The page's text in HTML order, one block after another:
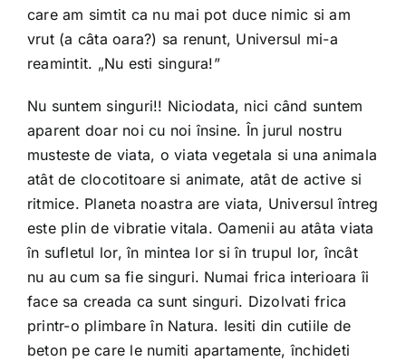
care am simtit ca nu mai pot duce nimic si am
vrut (a câta oara?) sa renunt, Universul mi-a
reamintit. „Nu esti singura!”
Nu suntem singuri!! Niciodata, nici când suntem
aparent doar noi cu noi însine. În jurul nostru
musteste de viata, o viata vegetala si una animala
atât de clocotitoare si animate, atât de active si
ritmice. Planeta noastra are viata, Universul întreg
este plin de vibratie vitala. Oamenii au atâta viata
în sufletul lor, în mintea lor si în trupul lor, încât
nu au cum sa fie singuri. Numai frica interioara îi
face sa creada ca sunt singuri. Dizolvati frica
printr-o plimbare în Natura. Iesiti din cutiile de
beton pe care le numiti apartamente, închideti